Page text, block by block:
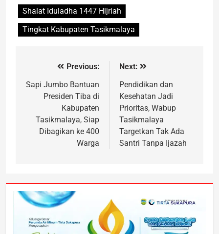
Shalat Iduladha 1447 Hijriah
Tingkat Kabupaten Tasikmalaya
Previous:
Sapi Jumbo Bantuan
Presiden Tiba di
Kabupaten
Tasikmalaya, Siap
Dibagikan ke 400
Warga
Next:
Pendidikan dan
Kesehatan Jadi
Prioritas, Wabup
Tasikmalaya
Targetkan Tak Ada
Santri Tanpa Ijazah